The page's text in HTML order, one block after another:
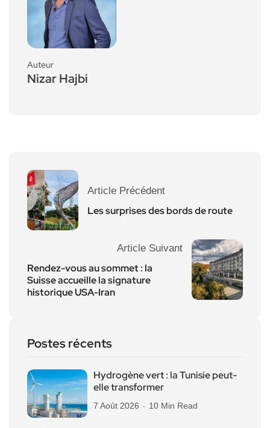
Auteur
Nizar Hajbi
Article Précédent
Les surprises des bords de route
Article Suivant
Rendez-vous au sommet : la
Suisse accueille la signature
historique USA-Iran
Postes récents
Hydrogène vert : la Tunisie peut-
elle transformer
7 Août 2026 10 Min Read